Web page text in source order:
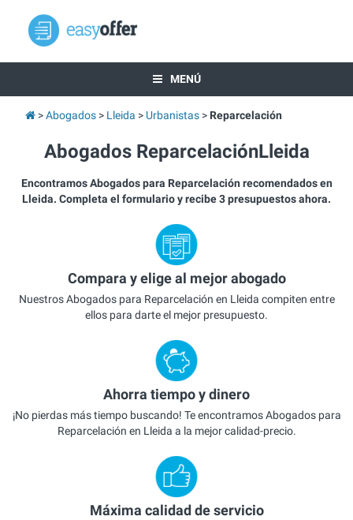
MENÚ
Abogados Lleida Urbanistas Reparcelación
Abogados ReparcelaciónLleida
Encontramos Abogados para Reparcelación recomendados en
Lleida. Completa el formulario y recibe 3 presupuestos ahora.
Compara y elige al mejor abogado
Nuestros Abogados para Reparcelación en Lleida compiten entre
ellos para darte el mejor presupuesto.
Ahorra tiempo y dinero
¡No pierdas más tiempo buscando! Te encontramos Abogados para
Reparcelación en Lleida a la mejor calidad-precio.
Máxima calidad de servicio